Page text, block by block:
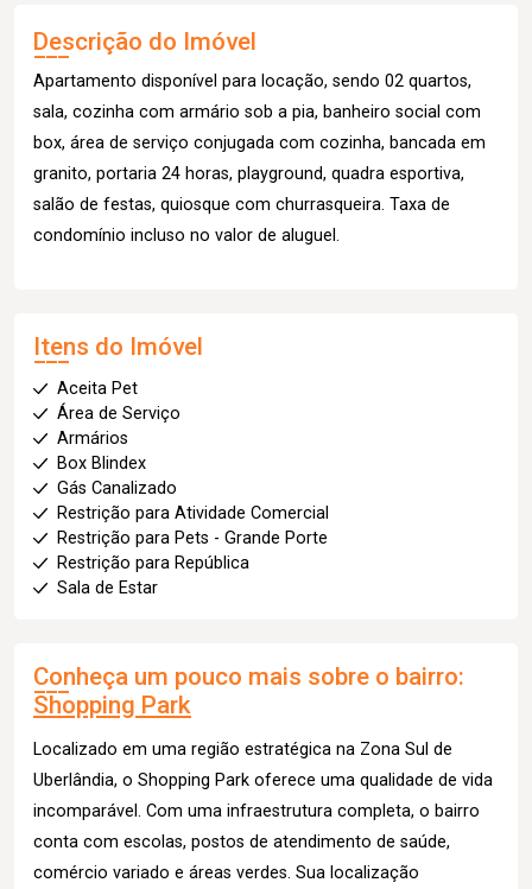
Descrição do Imóvel
Apartamento disponível para locação, sendo 02 quartos,
sala, cozinha com armário sob a pia, banheiro social com
box, área de serviço conjugada com cozinha, bancada em
granito, portaria 24 horas, playground, quadra esportiva,
salão de festas, quiosque com churrasqueira. Taxa de
condomínio incluso no valor de aluguel.
Itens do Imóvel
Aceita Pet
Área de Serviço
Armários
Box Blindex
Gás Canalizado
Restrição para Atividade Comercial
Restrição para Pets - Grande Porte
Restrição para República
Sala de Estar
Conheça um pouco mais sobre o bairro:
Shopping Park
Localizado em uma região estratégica na Zona Sul de
Uberlândia, o Shopping Park oferece uma qualidade de vida
incomparável. Com uma infraestrutura completa, o bairro
conta com escolas, postos de atendimento de saúde,
comércio variado e áreas verdes. Sua localização